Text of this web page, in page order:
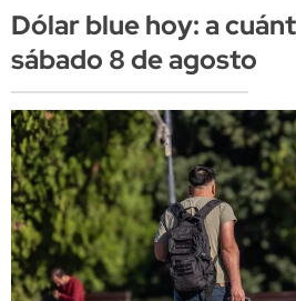
Dólar blue hoy: a
sábado 8 de agosto